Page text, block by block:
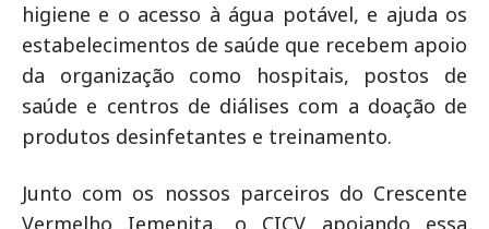
higiene e o acesso à água potável, e ajuda os
estabelecimentos de saúde que recebem apoio
da organização como hospitais, postos de
saúde e centros de diálises com a doação de
produtos desinfetantes e treinamento.
Junto com os nossos parceiros do Crescente
Vermelho Iemenita, o CICV apoiando essa